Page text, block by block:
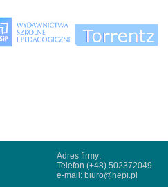
Adres firmy:
Telefon (+48) 502372049
e-mail: biuro@hepi.pl